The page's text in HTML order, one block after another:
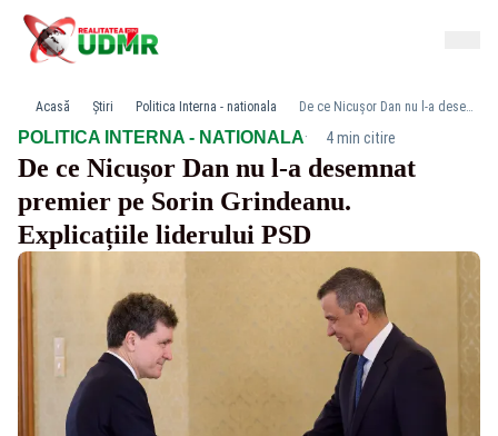
Acasă Știri Politica Interna - nationala De ce Nicușor Dan nu l-a desemnat premier pe Sorin Grindeanu. Explicațiile liderului PSD
POLITICA INTERNA - NATIONALA· 4 min citire
De ce Nicușor Dan nu l-a desemnat
premier pe Sorin Grindeanu.
Explicațiile liderului PSD